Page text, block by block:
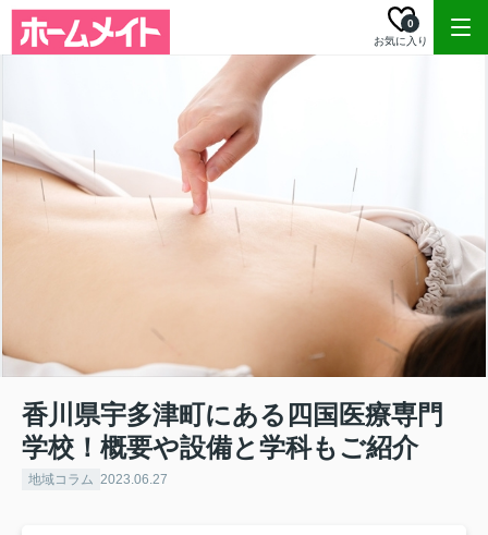
お気に入り
0
香川県宇多津町にある四国医療専門
学校！概要や設備と学科もご紹介
地域コラム 2023.06.27